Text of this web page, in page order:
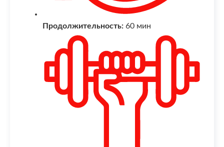
Продолжительность: 60 мин